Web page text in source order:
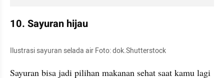
10. Sayuran hijau
Ilustrasi sayuran selada air Foto: dok.Shutterstock